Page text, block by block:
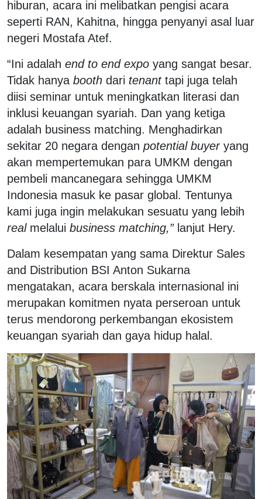
hiburan, acara ini melibatkan pengisi acara
seperti RAN, Kahitna, hingga penyanyi asal luar
negeri Mostafa Atef.
“Ini adalah end to end expo yang sangat besar.
Tidak hanya booth dari tenanttapi juga telah
diisi seminar untuk meningkatkan literasi dan
inklusi keuangan syariah. Dan yang ketiga
adalah business matching. Menghadirkan
sekitar 20 negara dengan potential buyeryang
akan mempertemukan para UMKM dengan
pembeli mancanegara sehingga UMKM
Indonesia masuk ke pasar global. Tentunya
kami juga ingin melakukan sesuatu yang lebih
realmelalui business matching,”lanjut Hery.
Dalam kesempatan yang sama Direktur Sales
and Distribution BSI Anton Sukarna
mengatakan, acara berskala internasional ini
merupakan komitmen nyata perseroan untuk
terus mendorong perkembangan ekosistem
keuangan syariah dan gaya hidup halal.